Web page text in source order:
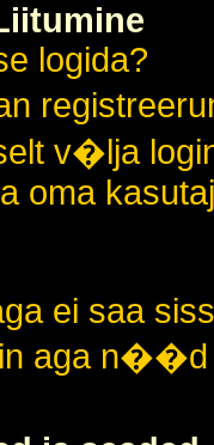
logida?
v�lja
oma
ei saa
aga n��d